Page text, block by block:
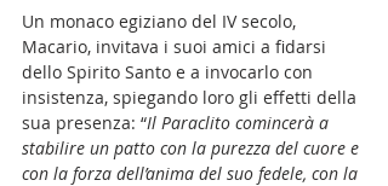
Un monaco egiziano del IV secolo,
Macario, invitava i suoi amici a fidarsi
dello Spirito Santo e a invocarlo con
insistenza, spiegando loro gli effetti della
sua presenza: “Il Paraclito comincerà a
stabilire un patto con la purezza del cuore e
con la forza dell’anima del suo fedele, con la